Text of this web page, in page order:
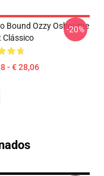
Bound Ozzy Osbourne
Clássico
- € 28,06
-20%